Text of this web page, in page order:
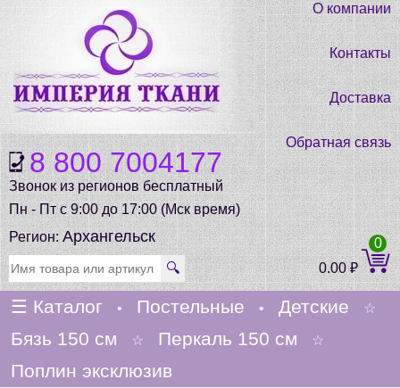
8 800 7004177
Звонок из регионов бесплатный
Пн - Пт с 9:00 до 17:00 (Мск время)
О компании
Контакты
Доставка
Обратная связь
Регион:Архангельск
🔍 0.00₽
0
☰ Каталог • Постельные • Детские ☆
Бязь 150 см ☆ Перкаль 150 см ☆
Поплин эксклюзив